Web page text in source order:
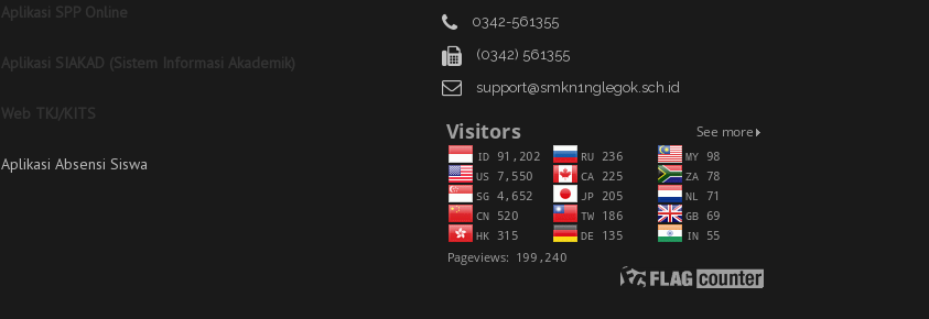
Aplikasi SPP Online
Aplikasi SIAKAD (Sistem Informasi Akademik)
Web TKJ/KITS
Aplikasi Absensi Siswa
0342-561355
(0342) 561355
support@smkn1nglegok.sch.id